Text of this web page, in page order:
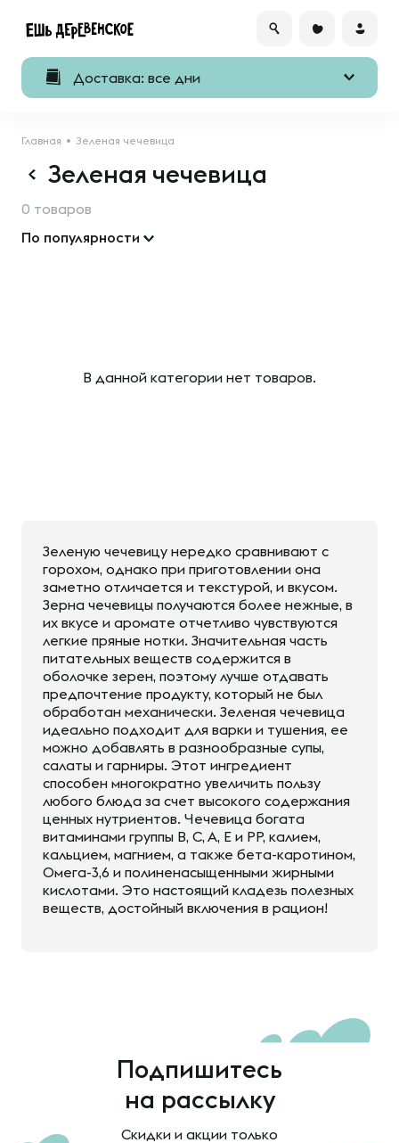
Доставка: все дни
Главная Зеленая чечевица
Зеленая чечевица
0 товаров
По популярности
В данной категории нет товаров.
Зеленую чечевицу нередко сравнивают с
горохом, однако при приготовлении она
заметно отличается и текстурой, и вкусом.
Зерна чечевицы получаются более нежные, в
их вкусе и аромате отчетливо чувствуются
легкие пряные нотки. Значительная часть
питательных веществ содержится в
оболочке зерен, поэтому лучше отдавать
предпочтение продукту, который не был
обработан механически. Зеленая чечевица
идеально подходит для варки и тушения, ее
можно добавлять в разнообразные супы,
салаты и гарниры. Этот ингредиент
способен многократно увеличить пользу
любого блюда за счет высокого содержания
ценных нутриентов. Чечевица богата
витаминами группы B, C, A, E и PP, калием,
кальцием, магнием, а также бета-каротином,
Омега-3,6 и полиненасыщенными жирными
кислотами. Это настоящий кладезь полезных
веществ, достойный включения в рацион!
Подпишитесь
на рассылку
Скидки и акции только